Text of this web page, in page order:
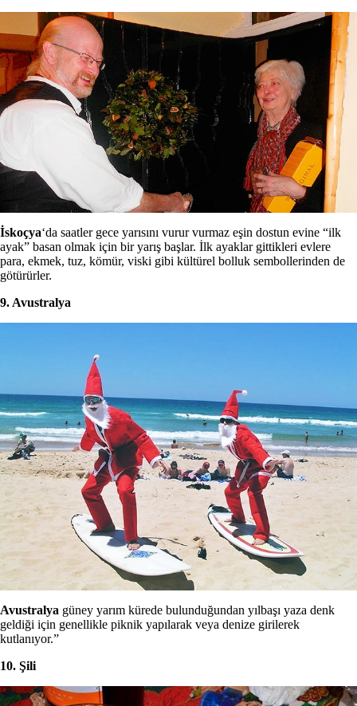
İskoçya‘da saatler gece yarısını vurur vurmaz eşin dostun evine “ilk
ayak” basan olmak için bir yarış başlar. İlk ayaklar gittikleri evlere
para, ekmek, tuz, kömür, viski gibi kültürel bolluk sembollerinden de
götürürler.
9. Avustralya
Avustralya güney yarım kürede bulunduğundan yılbaşı yaza denk
geldiği için genellikle piknik yapılarak veya denize girilerek
kutlanıyor.”
10. Şili